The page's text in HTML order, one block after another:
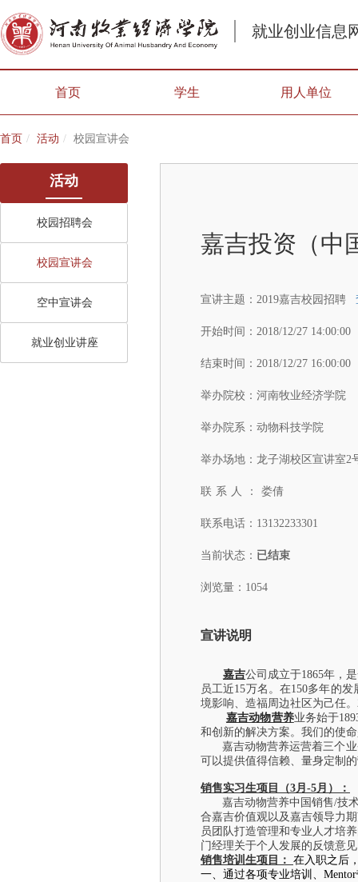
就业创业信息
首页 学生 用人单位
首页 活动 校园宣讲会
活动
校园招聘会
校园宣讲会
空中宣讲会
就业创业讲座
嘉吉投资（中
宣讲主题： 2019嘉吉校园招聘
开始时间： 2018/12/27 14:00:00
结束时间： 2018/12/27 16:00:00
举办院校： 河南牧业经济学院
举办院系： 动物科技学院
举办场地： 龙子湖校区宣讲室2
联系人： 娄倩
联系电话： 13132233301
当前状态： 已结束
浏览量：1054
宣讲说明
嘉吉公司成立于1865年，
员工近15万名。在150多年的
境影响、造福周边社区为己任
嘉吉动物营养业务始于
和创新的解决方案。我们的使
嘉吉动物营养运营着三个
可以提供值得信赖、量身定制
销售实习生项目（3月-5月）：
嘉吉动物营养中国销售/技
合嘉吉价值观以及嘉吉领导力
员团队打造管理和专业人才培
门经理关于个人发展的反馈意
销售培训生项目： 在入职之后
一、通过各项专业培训、